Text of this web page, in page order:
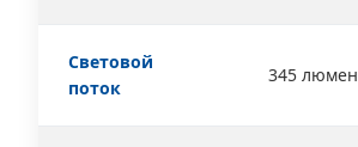
Световой
поток
345 люмен